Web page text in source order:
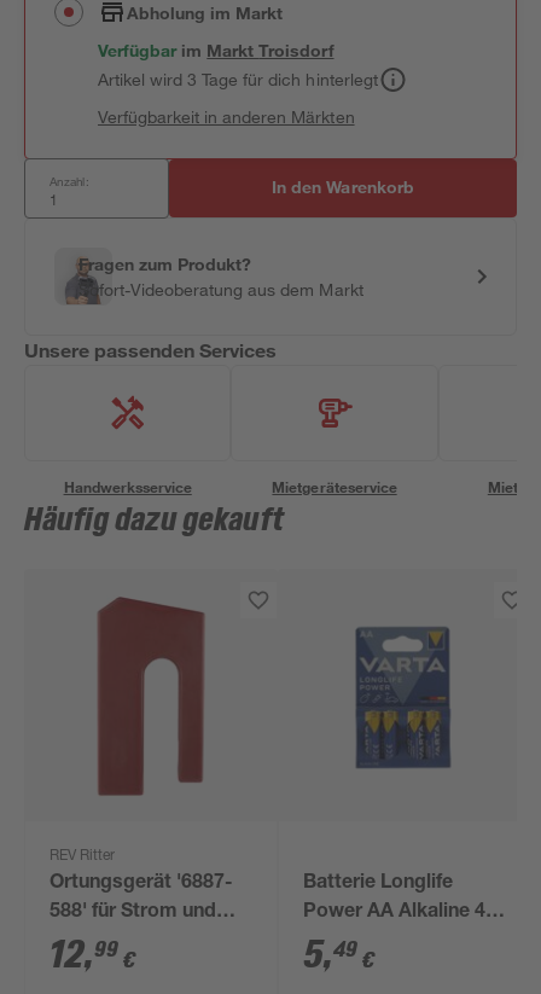
Abholung im Markt
Verfügbar im MarktTroisdorf
Artikel wird 3 Tage für dich hinterlegt
Verfügbarkeit in anderen Märkten
Anzahl: In den Warenkorb
Fragen zum Produkt?
Sofort-Videoberatung aus dem Markt
Unsere passenden Services
Handwerksservice Mietgeräteservice
Häufig dazu gekauft
REV Ritter
Ortungsgerät '6887-
588' für Strom und
Metall
12,99 €
Batterie Longlife
Power AA Alkaline 4
Stück
5,49 €